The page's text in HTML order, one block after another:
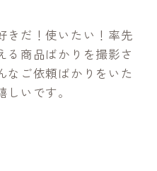
きだ！使いたい！率先
る商品ばかりを撮影さ
なご依頼ばかりをいた
いです。